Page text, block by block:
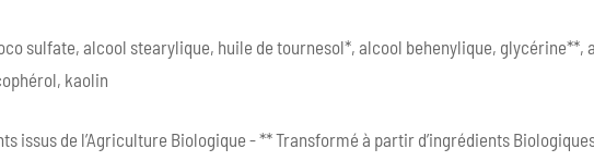
sulfate, alcool stearylique, huile de tournesol*, alcool behenylique, glycérine**,
kaolin
issus de l’Agriculture Biologique - ** Transformé à partir d’ingrédients